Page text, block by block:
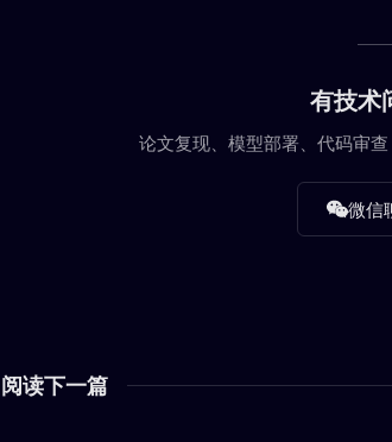
有技术
论文复现、模型部署、代码审
微信
阅读下一篇